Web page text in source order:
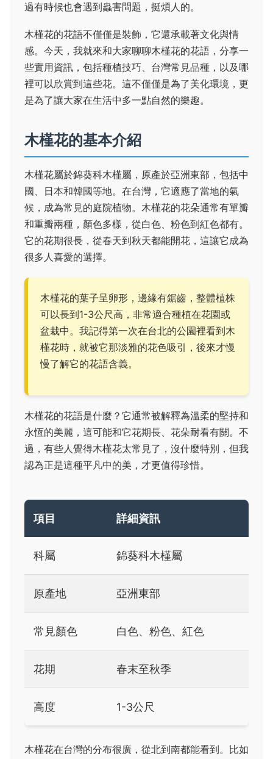
過有時候也會遇到蟲害問題，挺煩人的。
木槿花的花語不僅僅是裝飾，它還承載著文化與情
感。今天，我就來和大家聊聊木槿花的花語，分享一
些實用資訊，包括種植技巧、台灣常見品種，以及哪
裡可以欣賞到這些花。這不僅僅是為了美化環境，更
是為了讓大家在生活中多一點自然的樂趣。
木槿花的基本介紹
木槿花屬於錦葵科木槿屬，原產於亞洲東部，包括中
國、日本和韓國等地。在台灣，它適應了當地的氣
候，成為常見的庭院植物。木槿花的花朵通常有單瓣
和重瓣兩種，顏色多樣，從白色、粉色到紅色都有。
它的花期很長，從春天到秋天都能開花，這讓它成為
很多人喜愛的選擇。
木槿花的葉子呈卵形，邊緣有鋸齒，整體植株
可以長到1-3公尺高，非常適合種植在花園或
盆栽中。我記得第一次在台北的公園裡看到木
槿花時，就被它那淡雅的花色吸引，後來才慢
慢了解它的花語含義。
木槿花的花語是什麼？它通常被解釋為溫柔的堅持和
永恆的美麗，這可能和它花期長、花朵耐看有關。不
過，有些人覺得木槿花太常見了，沒什麼特別，但我
認為正是這種平凡中的美，才更值得珍惜。
項目 詳細資訊
科屬 錦葵科木槿屬
原產地 亞洲東部
常見顏色 白色、粉色、紅色
花期 春末至秋季
高度 1-3公尺
木槿花在台灣的分布很廣，從北到南都能看到。比如